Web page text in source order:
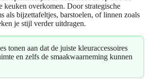
keuken overkomen. Door strategische
als bijzettafeltjes, barstoelen, of linnen zoals
je stijl verder uitdragen.
tonen aan dat de juiste kleuraccessoires
en zelfs de smaakwaarneming kunnen